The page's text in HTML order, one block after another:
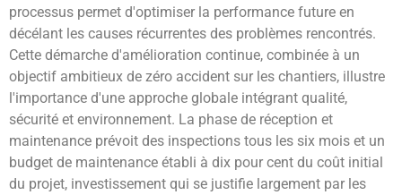
processus permet d'optimiser la performance future en
décélant les causes récurrentes des problèmes rencontrés.
Cette démarche d'amélioration continue, combinée à un
objectif ambitieux de zéro accident sur les chantiers, illustre
l'importance d'une approche globale intégrant qualité,
sécurité et environnement. La phase de réception et
maintenance prévoit des inspections tous les six mois et un
budget de maintenance établi à dix pour cent du coût initial
du projet, investissement qui se justifie largement par les